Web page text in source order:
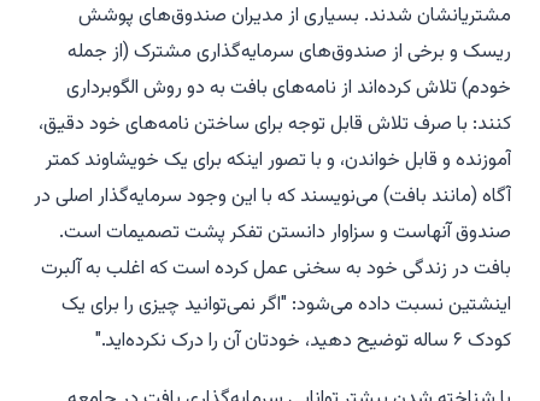
مشتریانشان شدند. بسیاری از مدیران صندوق‌های پوشش
ریسک و برخی از صندوق‌های سرمایه‌گذاری مشترک (از جمله
خودم) تلاش کرده‌اند از نامه‌های بافت به دو روش الگوبرداری
کنند: با صرف تلاش قابل توجه برای ساختن نامه‌های خود دقیق،
آموزنده و قابل خواندن، و با تصور اینکه برای یک خویشاوند کمتر
آگاه (مانند بافت) می‌نویسند که با این وجود سرمایه‌گذار اصلی در
صندوق آنهاست و سزاوار دانستن تفکر پشت تصمیمات است.
بافت در زندگی خود به سخنی عمل کرده است که اغلب به آلبرت
اینشتین نسبت داده می‌شود: "اگر نمی‌توانید چیزی را برای یک
کودک ۶ ساله توضیح دهید، خودتان آن را درک نکرده‌اید."